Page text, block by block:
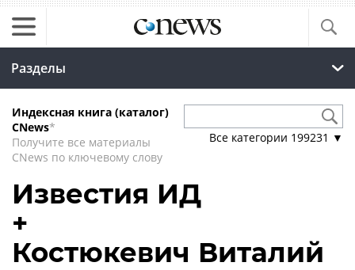
Разделы
Индексная книга (каталог)
CNews*
Получите все материалы
CNews по ключевому слову
Все категории 199231 ▼
Известия ИД
+
Костюкевич Виталий